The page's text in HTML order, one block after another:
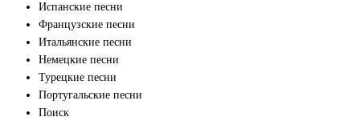
Испанские песни
Французские песни
Итальянские песни
Немецкие песни
Турецкие песни
Португальские песни
Поиск